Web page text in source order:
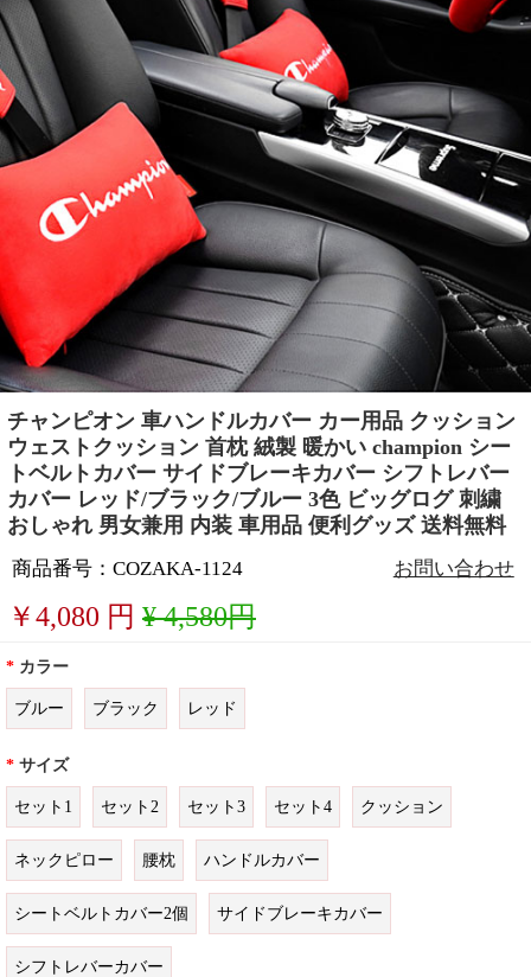
チャンピオン 車ハンドルカバー カー用品 クッション
ウェストクッション 首枕 絨製 暖かい champion シー
トベルトカバー サイドブレーキカバー シフトレバー
カバー レッド/ブラック/ブルー 3色 ビッグログ 刺繍
おしゃれ 男女兼用 内装 車用品 便利グッズ 送料無料
商品番号：COZAKA-1124 お問い合わせ
￥4,080 円 ¥ 4,580円
* カラー
ブルー ブラック レッド
* サイズ
セット1 セット2 セット3 セット4 クッション
ネックピロー 腰枕 ハンドルカバー
シートベルトカバー2個 サイドブレーキカバー
シフトレバーカバー